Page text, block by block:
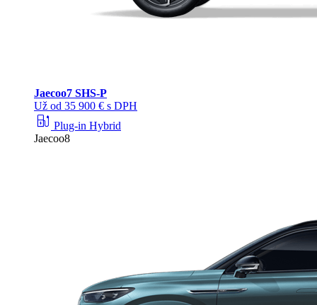
Jaecoo7 SHS-P
Už od 35 900 € s DPH
ev_station Plug-in Hybrid
Jaecoo8